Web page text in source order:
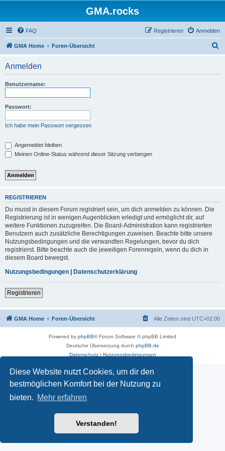
Diese Website nutzt Cookies, um dir den
bestmöglichen Komfort bei der Nutzung zu
bieten. Mehr erfahren
Verstanden!
GMA.rocks
FAQ Anmelden
Registrieren
GMA Home Foren-Übersicht
Anmelden
Benutzername:
Passwort:
Ich habe mein Passwort vergessen
Angemeldet bleiben
Meinen Online-Status während dieser Sitzung verbergen
REGISTRIEREN
Du musst in diesem Forum registriert sein, um dich anmelden zu können. Die
Registrierung ist in wenigen Augenblicken erledigt und ermöglicht dir, auf
weitere Funktionen zuzugreifen. Die Board-Administration kann registrierten
Benutzern auch zusätzliche Berechtigungen zuweisen. Beachte bitte unsere
Nutzungsbedingungen und die verwandten Regelungen, bevor du dich
registrierst. Bitte beachte auch die jeweiligen Forenregeln, wenn du dich in
diesem Board bewegst.
Nutzungsbedingungen | Datenschutzerklärung
Registrieren
GMA Home Foren-Übersicht Alle Zeiten sind UTC+02:00
Powered by phpBB® Forum Software © phpBB Limited
Deutsche Übersetzung durch phpBB.de
Datenschutz| Nutzungsbedingungen